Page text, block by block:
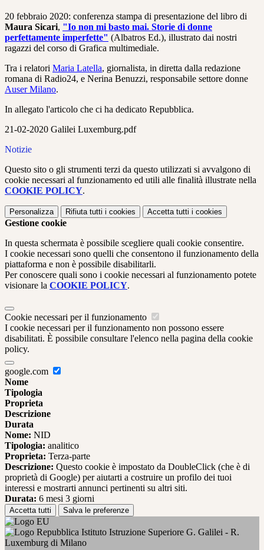
20 febbraio 2020: conferenza stampa di presentazione del libro di
Maura Sicari, "Io non mi basto mai. Storie di donne
perfettamente imperfette" (Albatros Ed.), illustrato dai nostri
ragazzi del corso di Grafica multimediale.
Tra i relatori Maria Latella, giornalista, in diretta dalla redazione
romana di Radio24, e Nerina Benuzzi, responsabile settore donne
Auser Milano.
In allegato l'articolo che ci ha dedicato Repubblica.
21-02-2020 Galilei Luxemburg.pdf
Notizie
Questo sito o gli strumenti terzi da questo utilizzati si avvalgono di
cookie necessari al funzionamento ed utili alle finalità illustrate nella
COOKIE POLICY.
Personalizza Rifiuta tutti i cookies Accetta tutti i cookies
Gestione cookie
In questa schermata è possibile scegliere quali cookie consentire.
I cookie necessari sono quelli che consentono il funzionamento della
piattaforma e non è possibile disabilitarli.
Per conoscere quali sono i cookie necessari al funzionamento potete
visionare la COOKIE POLICY.
Cookie necessari per il funzionamento
I cookie necessari per il funzionamento non possono essere
disabilitati. È possibile consultare l'elenco nella pagina della cookie
policy.
google.com
Nome
Tipologia
Proprieta
Descrizione
Durata
Nome: NID
Tipologia: analitico
Proprieta: Terza-parte
Descrizione: Questo cookie è impostato da DoubleClick (che è di
proprietà di Google) per aiutarti a costruire un profilo dei tuoi
interessi e mostrarti annunci pertinenti su altri siti.
Durata: 6 mesi 3 giorni
Accetta tutti Salva le preferenze
Istituto Istruzione Superiore G. Galilei - R.
Luxemburg di Milano